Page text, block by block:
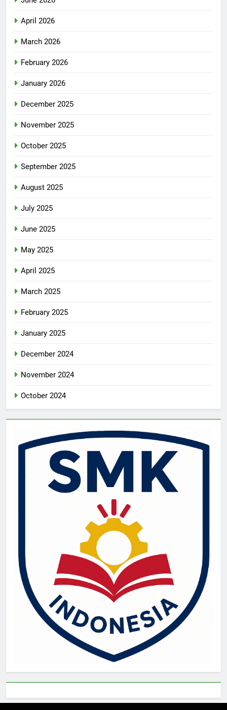
April 2026
March 2026
February 2026
January 2026
December 2025
November 2025
October 2025
September 2025
August 2025
July 2025
June 2025
May 2025
April 2025
March 2025
February 2025
January 2025
December 2024
November 2024
October 2024